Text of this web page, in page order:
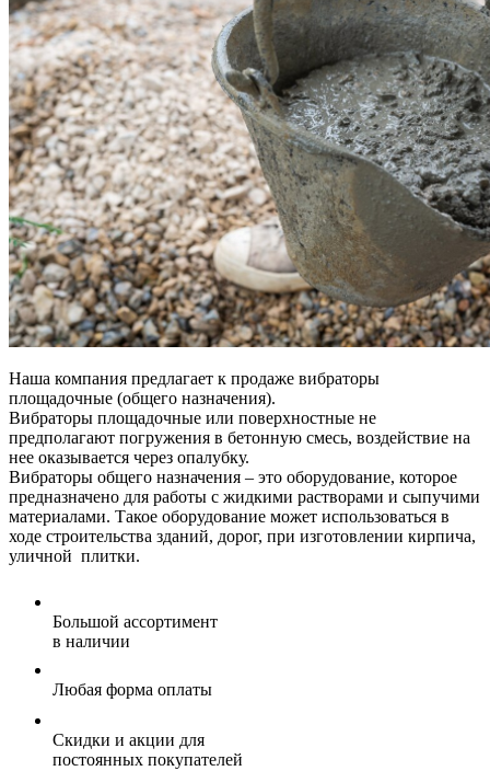
Наша компания предлагает к продаже вибраторы
площадочные (общего назначения).
Вибраторы площадочные или поверхностные не
предполагают погружения в бетонную смесь, воздействие на
нее оказывается через опалубку.
Вибраторы общего назначения – это оборудование, которое
предназначено для работы с жидкими растворами и сыпучими
материалами. Такое оборудование может использоваться в
ходе строительства зданий, дорог, при изготовлении кирпича,
уличной плитки.
Большой ассортимент
в наличии
Любая форма оплаты
Скидки и акции для
постоянных покупателей